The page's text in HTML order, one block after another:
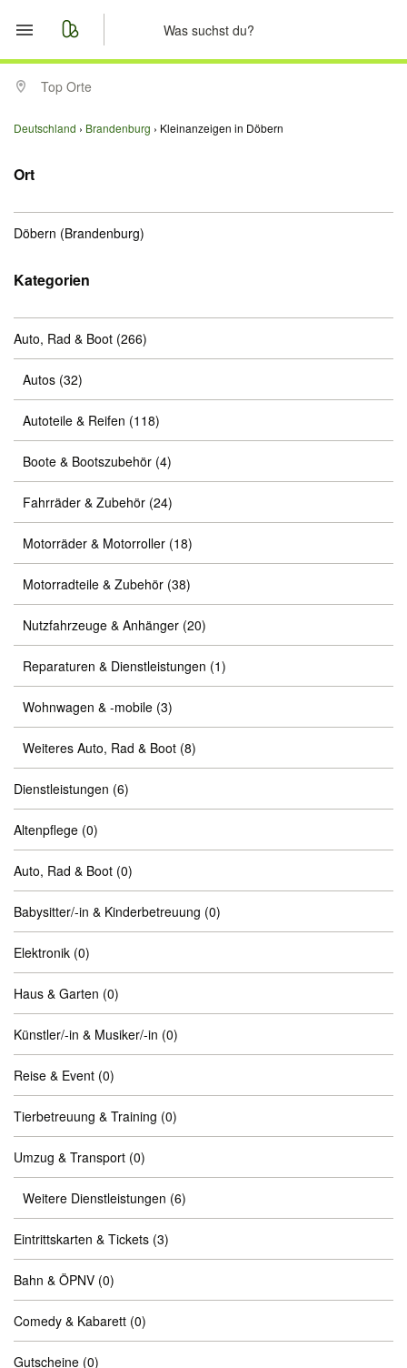
Start
Merkliste
Anzeige aufgeben
Top Orte
Deutschland Brandenburg Kleinanzeigen in Döbern
Ort
Döbern (Brandenburg)
Kategorien
Auto, Rad & Boot (266)
Autos (32)
Autoteile & Reifen (118)
Boote & Bootszubehör (4)
Fahrräder & Zubehör (24)
Motorräder & Motorroller (18)
Motorradteile & Zubehör (38)
Nutzfahrzeuge & Anhänger (20)
Reparaturen & Dienstleistungen (1)
Wohnwagen & -mobile (3)
Weiteres Auto, Rad & Boot (8)
Dienstleistungen (6)
Altenpflege (0)
Auto, Rad & Boot (0)
Babysitter/-in & Kinderbetreuung (0)
Elektronik (0)
Haus & Garten (0)
Künstler/-in & Musiker/-in (0)
Reise & Event (0)
Tierbetreuung & Training (0)
Umzug & Transport (0)
Weitere Dienstleistungen (6)
Eintrittskarten & Tickets (3)
Bahn & ÖPNV (0)
Comedy & Kabarett (0)
Gutscheine (0)